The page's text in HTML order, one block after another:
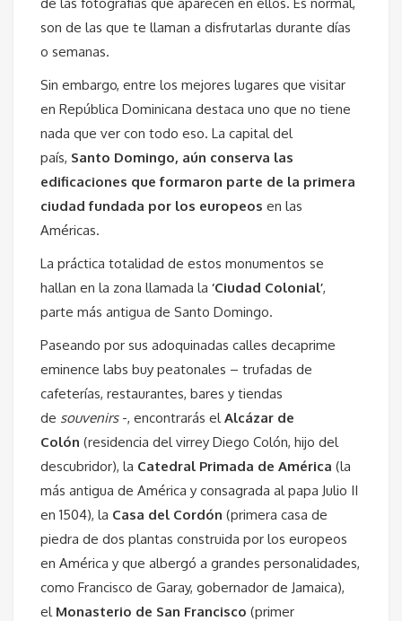
son de las que te llaman a disfrutarlas durante días
o semanas.
Sin embargo, entre los mejores lugares que visitar
en República Dominicana destaca uno que no tiene
nada que ver con todo eso. La capital del
país, Santo Domingo, aún conserva las
edificaciones que formaron parte de la primera
ciudad fundada por los europeos en las
Américas.
La práctica totalidad de estos monumentos se
hallan en la zona llamada la ‘Ciudad Colonial’,
parte más antigua de Santo Domingo.
Paseando por sus adoquinadas calles decaprime
eminence labs buy peatonales – trufadas de
cafeterías, restaurantes, bares y tiendas
de souvenirs-, encontrarás el Alcázar de
Colón (residencia del virrey Diego Colón, hijo del
descubridor), la Catedral Primada de América (la
más antigua de América y consagrada al papa Julio II
en 1504), la Casa del Cordón (primera casa de
piedra de dos plantas construida por los europeos
en América y que albergó a grandes personalidades,
como Francisco de Garay, gobernador de Jamaica),
el Monasterio de San Francisco (primer